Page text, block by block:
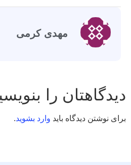
مهدی کرمی
دیدگاهتان را
برای نوشتن دیدگاه باید وارد بشوید.